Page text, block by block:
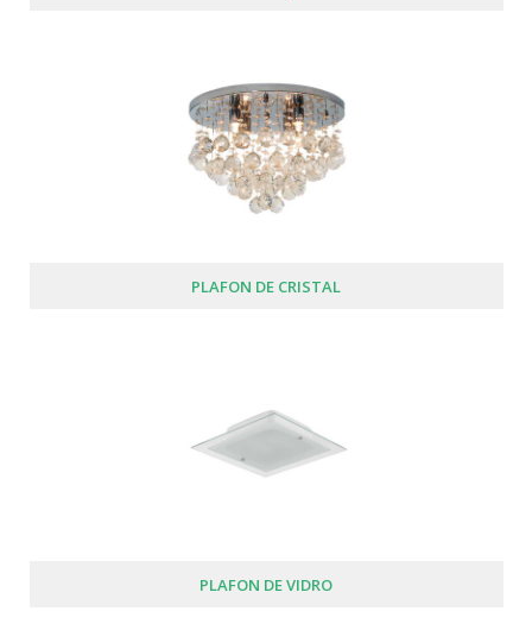
PLAFON DE CRISTAL
PLAFON DE VIDRO